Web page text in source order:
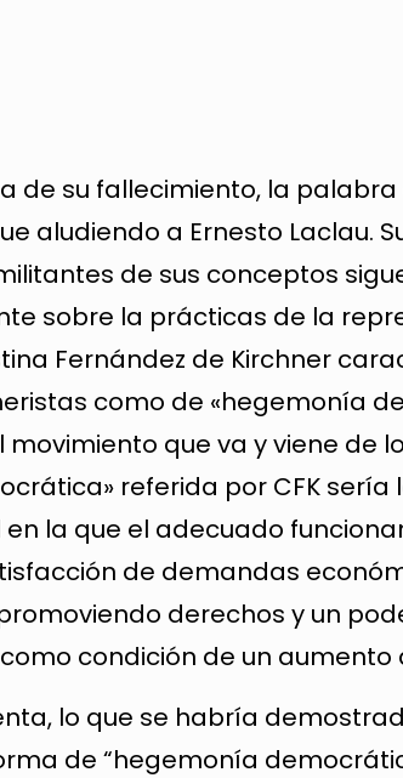
de su fallecimiento, la
aludiendo a Ernesto Laclau.
de sus conceptos
sobre la prácticas de la
Fernández de Kirchner
como de «hegemonía
movimiento que va y viene de
referida por CFK
la que el adecuado
de demandas
derechos y un
condición de un aumento
lo que se habría
de “hegemonía